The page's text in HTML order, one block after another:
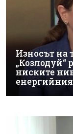
Износът на
„Козлодуй“
ниските